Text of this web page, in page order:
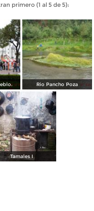
primero (1 al 5 de 5):
Rio Pancho Poza
Tamales I